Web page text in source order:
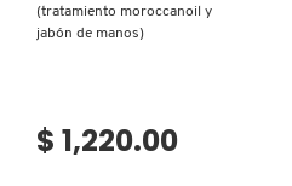
KYLIE COSMETICS
(tratamiento moroccanoil y
jabón de manos)
$ 1,220.00